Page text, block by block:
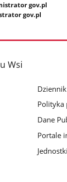
gov.pl
gov.pl
Wsi
Polityka
Dane
Portale